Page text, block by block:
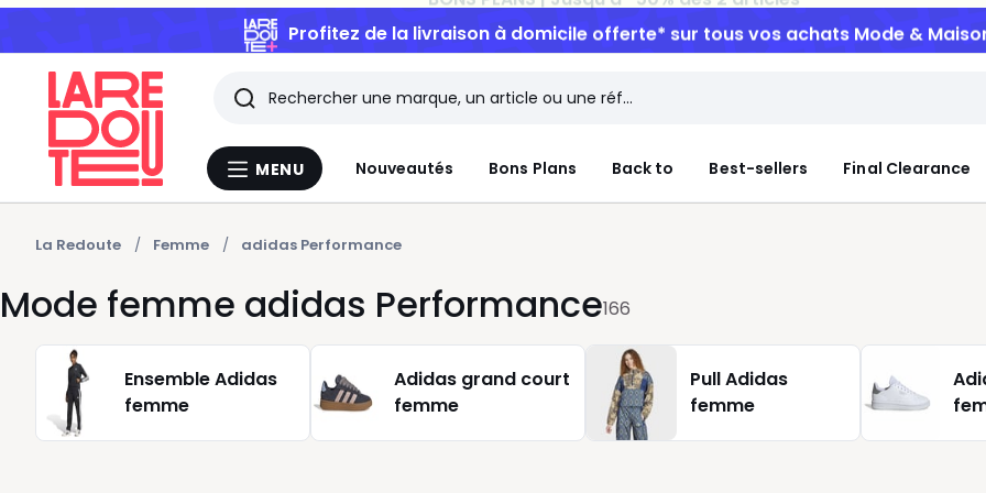
Profitez de la livraison à domicile offerte* sur tous vos achats Mode &
Menu
MENU Nouveautés Bons Plans Back to Best-sellers Final Clearance
Rechercher
Les
derniers
articles
consultés
La Redoute Femme adidas Performance
Mode femme adidas Performance166
Ensemble Adidas
femme
Adidas grand court
femme
Pull Adidas
femme